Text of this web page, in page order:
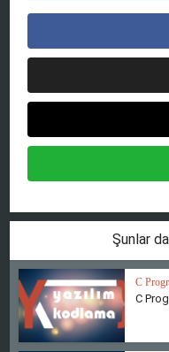
Şunlar
C
C